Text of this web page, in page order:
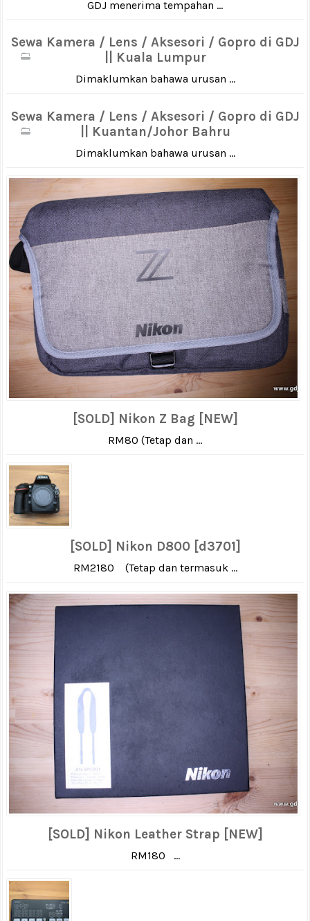
GDJ menerima tempahan ...
Sewa Kamera / Lens / Aksesori / Gopro di GDJ
|| Kuala Lumpur
Dimaklumkan bahawa urusan ...
Sewa Kamera / Lens / Aksesori / Gopro di GDJ
|| Kuantan/Johor Bahru
Dimaklumkan bahawa urusan ...
[SOLD] Nikon Z Bag [NEW]
RM80 (Tetap dan ...
[SOLD] Nikon D800 [d3701]
RM2180 (Tetap dan termasuk ...
[SOLD] Nikon Leather Strap [NEW]
RM180 ...